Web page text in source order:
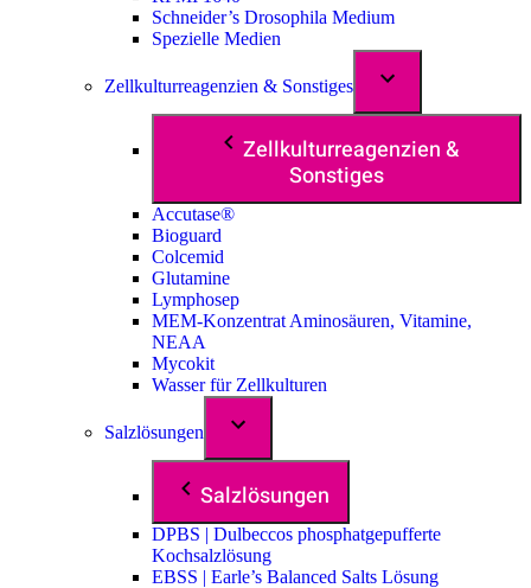
Schneider’s Drosophila Medium
Spezielle Medien
Zellkulturreagenzien & Sonstiges
Zellkulturreagenzien &
Sonstiges
Accutase®
Bioguard
Colcemid
Glutamine
Lymphosep
MEM-Konzentrat Aminosäuren, Vitamine,
NEAA
Mycokit
Wasser für Zellkulturen
Salzlösungen
Salzlösungen
DPBS | Dulbeccos phosphatgepufferte
Kochsalzlösung
EBSS | Earle’s Balanced Salts Lösung